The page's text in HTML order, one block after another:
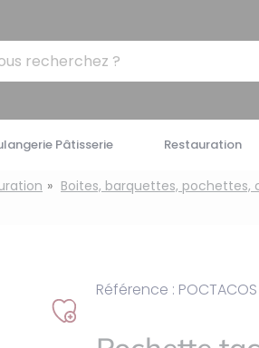
Pâtisserie Restauration
Boites, barquettes, pochettes,
Ajouter
Référence : POCTACOS